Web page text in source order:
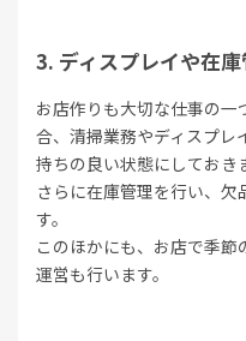
ディスプレイや在
お店作りも大切な仕事の一
合、清掃業務やディスプレ
持ちの良い状態にしておき
さらに在庫管理を行い、
す。
このほかにも、お店で季
運営も行います。